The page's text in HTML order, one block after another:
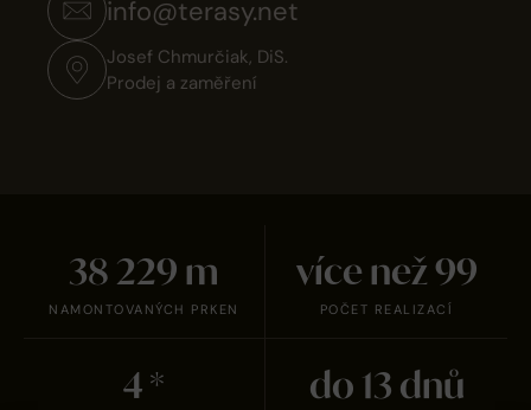
info@terasy.net
Josef Chmurčiak, DiS.
Prodej a zaměření
38 231m
NAMONTOVANÝCH PRKEN
více než100
POČET REALIZACÍ
5* do 14 dnů